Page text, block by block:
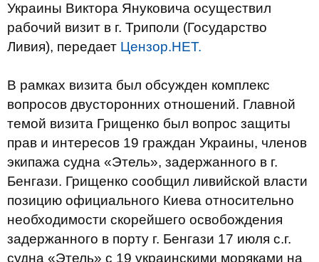
Украины Виктора Януковича осуществил
рабочий визит в г. Триполи (Государство
Ливия), передает Цензор.НЕТ.
В рамках визита был обсужден комплекс
вопросов двусторонних отношений. Главной
темой визита Грищенко был вопрос защиты
прав и интересов 19 граждан Украины, членов
экипажа судна «Этель», задержанного в г.
Бенгази. Грищенко сообщил ливийской власти
позицию официального Киева относительно
необходимости скорейшего освобождения
задержанного в порту г. Бенгази 17 июля с.г.
судна «Этель» с 19 украинскими моряками на